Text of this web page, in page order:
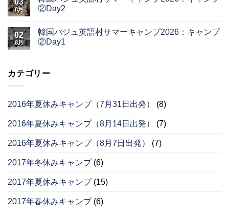
8月
②Day2
02
8月
韓国パジュ英語村サマーキャンプ2026：キャンプ
②Day1
カテゴリー
2016年夏休みキャンプ（7月31日出発） (8)
2016年夏休みキャンプ（8月14日出発） (7)
2016年夏休みキャンプ（8月7日出発） (7)
2017年冬休みキャンプ(6)
2017年夏休みキャンプ(15)
2017年春休みキャンプ(6)